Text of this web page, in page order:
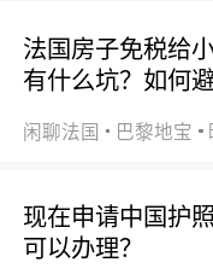
法国房子免税给
有什么坑？如何
闲聊法国 巴黎地宝
现在申请中国护
可以办理？